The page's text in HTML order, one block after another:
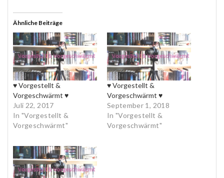
Ähnliche Beiträge
♥ Vorgestellt &
Vorgeschwärmt ♥
Juli 22, 2017
In "Vorgestellt &
Vorgeschwärmt"
♥ Vorgestellt &
Vorgeschwärmt ♥
September 1, 2018
In "Vorgestellt &
Vorgeschwärmt"